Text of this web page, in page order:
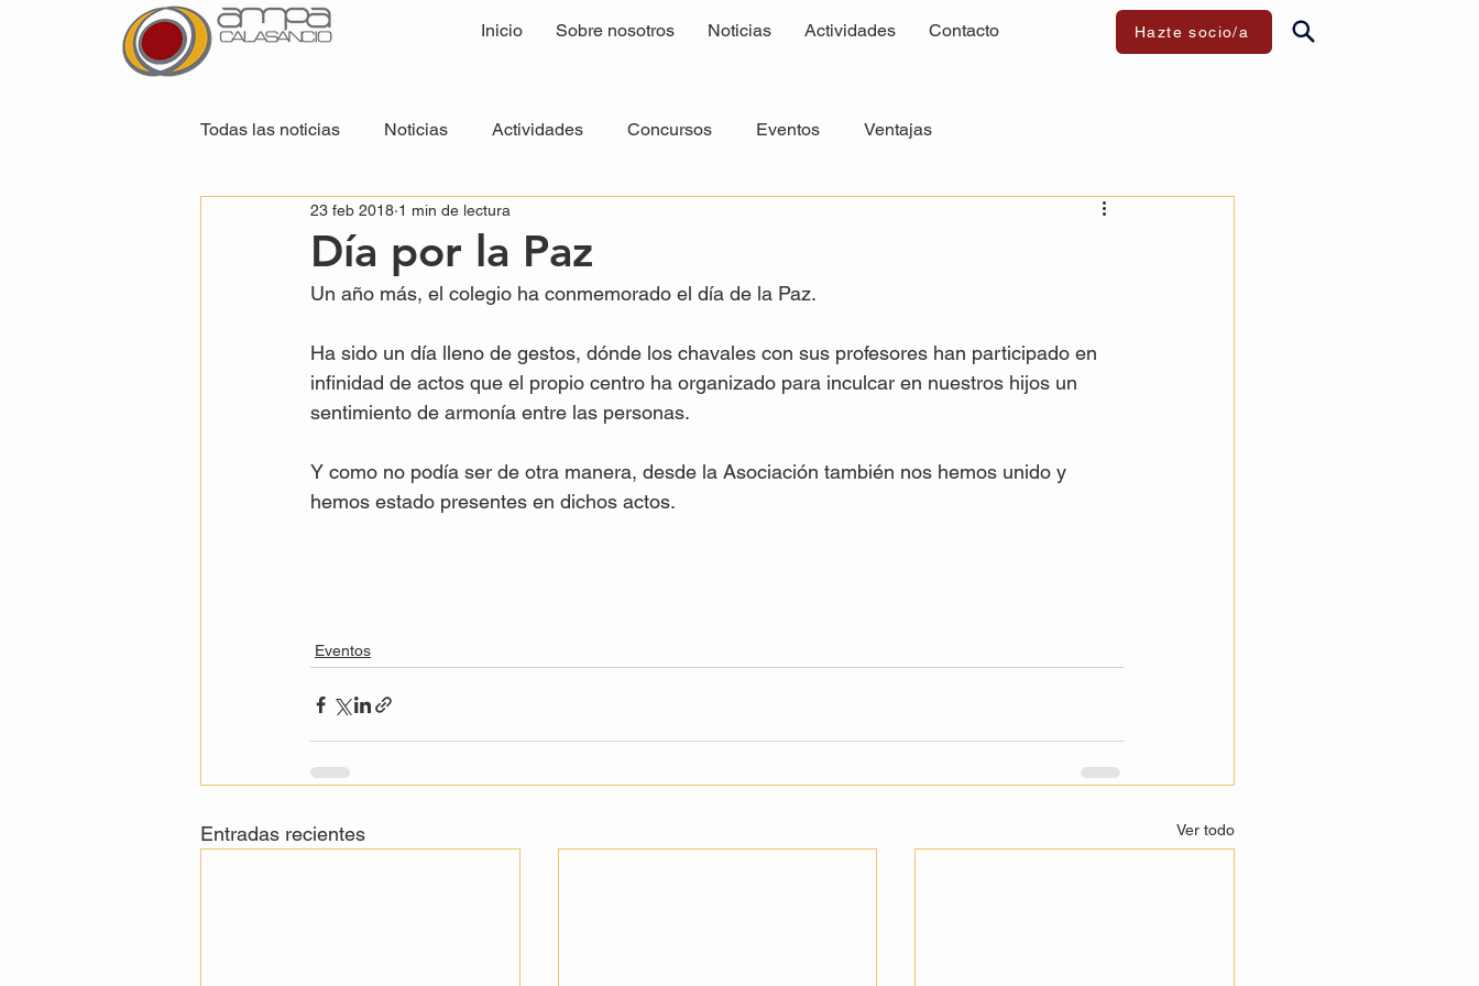
Inicio Sobre nosotros Noticias Actividades Contacto Hazte socio/a
Todas las noticias Noticias Actividades Concursos Eventos Ventajas
Día por la Paz
23 feb 2018 1 min de lectura
Un año más, el colegio ha conmemorado el día de la Paz.
Ha sido un día lleno de gestos, dónde los chavales con sus profesores han participado en
infinidad de actos que el propio centro ha organizado para inculcar en nuestros hijos un
sentimiento de armonía entre las personas.
Y como no podía ser de otra manera, desde la Asociación también nos hemos unido y
hemos estado presentes en dichos actos.
Eventos
Entradas recientes Ver todo